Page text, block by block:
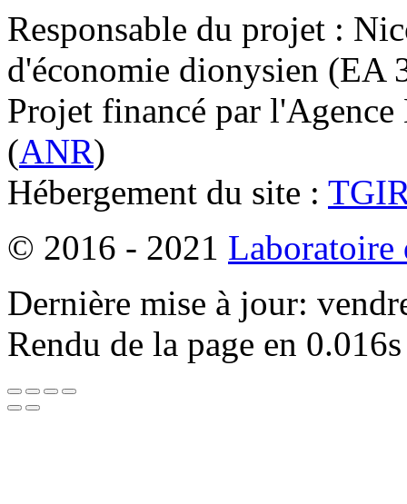
Responsable du projet :
d'économie dionysien
Projet financé par l'Agence
(ANR)
Hébergement du site :
© 2016 - 2021 Laboratoire
Dernière mise à jour:
Rendu de la page en 0.016s